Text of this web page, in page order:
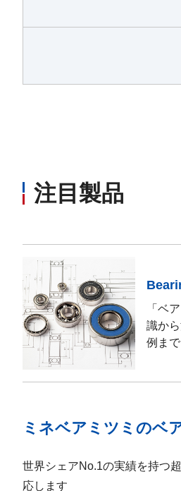
注目製品
「ベ
識か
例ま
ミネベアミツミのベ
世界シェアNo.1の実績を持つ
応します